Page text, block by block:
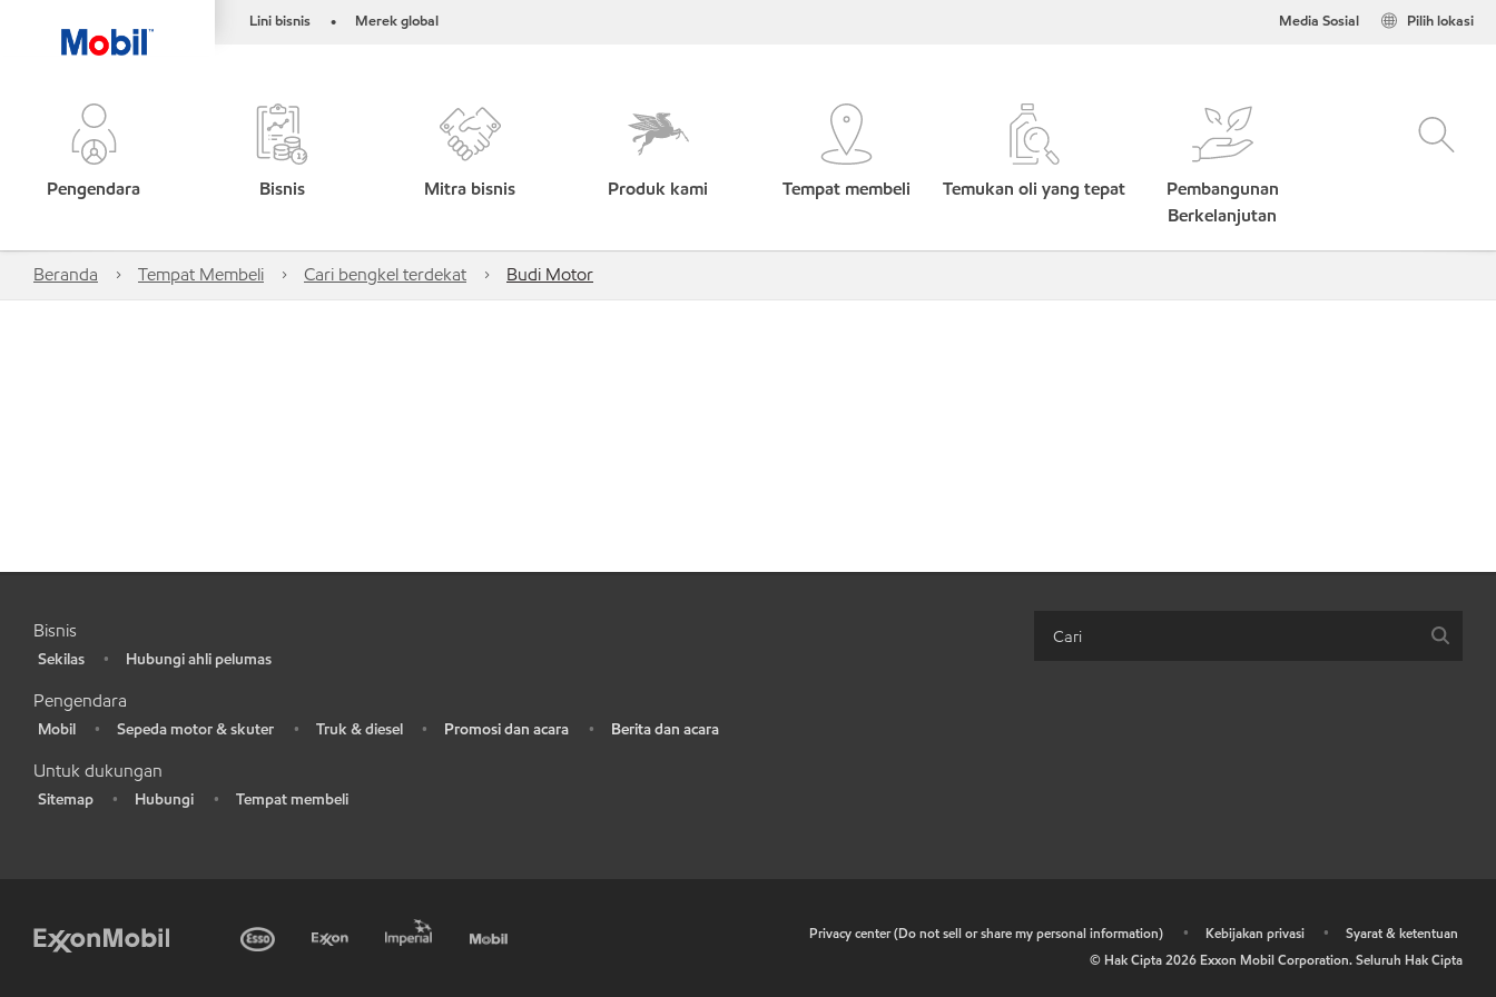
Lini bisnis • Merek global Pilih lokasi
Media Sosial
Pengendara Bisnis Mitra bisnis Produk kami Tempat membeli Temukan oli yang tepat
Pembangunan
Berkelanjutan
Beranda Tempat Membeli Cari bengkel terdekat Budi Motor
Bisnis
Sekilas • Hubungi ahli pelumas
Pengendara
Mobil • Sepeda motor & skuter • Truk & diesel • Promosi dan acara • Berita dan acara
Untuk dukungan
Sitemap • Hubungi • Tempat membeli
Privacy center (Do not sell or share my personal information) • Kebijakan privasi •
Syarat & ketentuan
© Hak Cipta2026 Exxon Mobil Corporation. Seluruh Hak Cipta